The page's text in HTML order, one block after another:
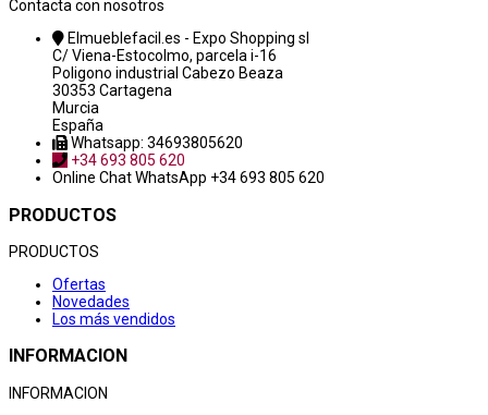
Contacta con nosotros
Elmueblefacil.es - Expo Shopping sl
C/ Viena-Estocolmo, parcela i-16
Poligono industrial Cabezo Beaza
30353 Cartagena
Murcia
España
Whatsapp: 34693805620
+34 693 805 620
Online ChatWhatsApp +34 693 805 620
PRODUCTOS
PRODUCTOS
Ofertas
Novedades
Los más vendidos
INFORMACION
INFORMACION